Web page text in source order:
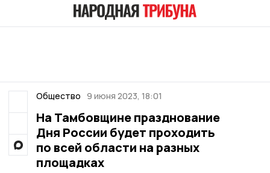
Общество 9 июня 2023, 18:01
На Тамбовщине празднование
Дня России будет проходить
по всей области на разных
площадках